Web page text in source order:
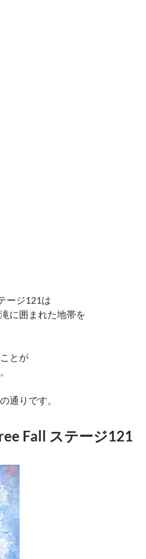
ージ121は
に囲まれた地帯を
とが
通りです。
Fall ステージ121